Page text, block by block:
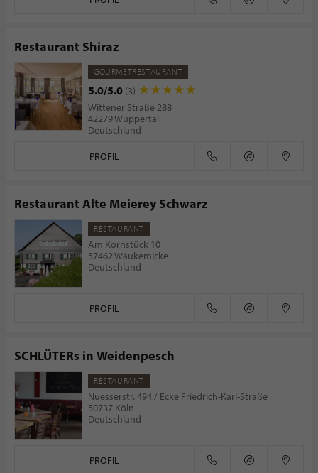
Restaurant Shiraz
GOURMETRESTAURANT
5.0/5.0 (3)
Wittener Straße 288
42279 Wuppertal
Deutschland
PROFIL
Restaurant Alte Meierey Schwarz
RESTAURANT
Am Kornstück 10
57462 Waukemicke
Deutschland
PROFIL
SCHLÜTERs in Weidenpesch
RESTAURANT
Nuesserstr. 494 / Ecke Friedrich-Karl-Straße
50737 Köln
Deutschland
PROFIL